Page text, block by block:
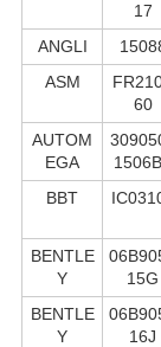
17
ANGLI
ASM
60
AUTOM
EGA
BBT
BENTLE
Y
15G
BENTLE
Y
16J